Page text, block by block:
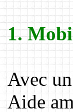
1.
Avec
Aide